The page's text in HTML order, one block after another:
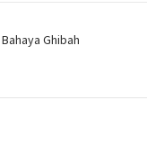
Ghibah